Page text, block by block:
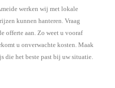
werken wij met lokale
kunnen hanteren. Vraag
offerte aan. Zo weet u vooraf
u onverwachte kosten. Maak
die het beste past bij uw situatie.